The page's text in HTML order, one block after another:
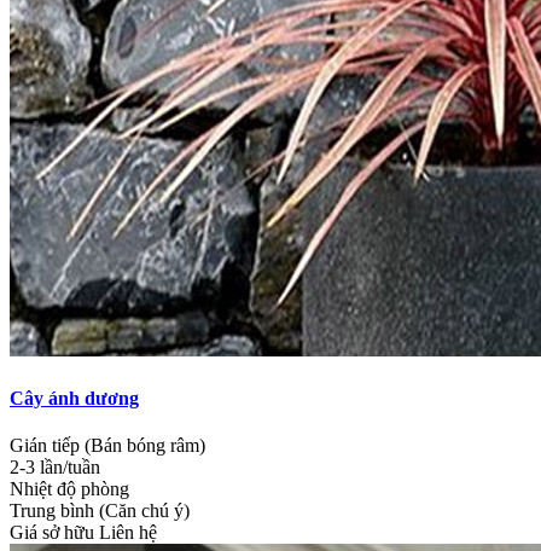
Cây ánh dương
Gián tiếp (Bán bóng râm)
2-3 lần/tuần
Nhiệt độ phòng
Trung bình (Căn chú ý)
Giá sở hữu Liên hệ